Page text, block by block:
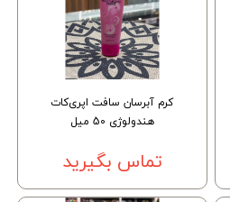
کرم آبرسان سافت اپری‌کات
هندولوژی 50 میل
تماس بگیرید